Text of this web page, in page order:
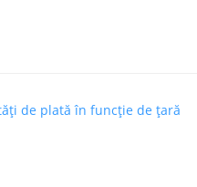
de plată în funcție de țară